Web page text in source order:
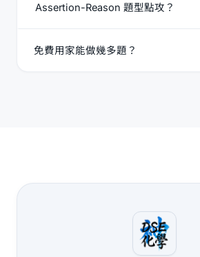
Assertion-Reason 題型點攻？
免費用家能做幾多題？